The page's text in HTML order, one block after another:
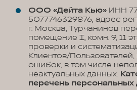
ООО «Дейта Кью» ИНН
5077746329876, адрес
г. Москва, Турчанинов
помещение I, комн. 9, 11
проверки и
Клиентов/Пользователей,
ошибок, в том числе
неактуальных данных.
перечень персональных